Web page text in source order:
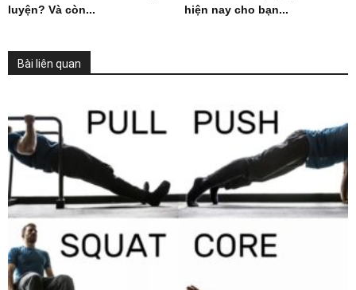
luyện? Và còn...
hiện nay cho bạn...
Bài liên quan